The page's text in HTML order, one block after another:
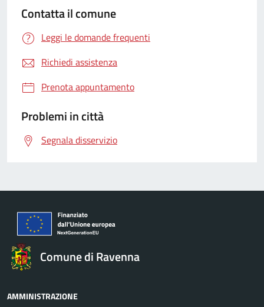
Contatta il comune
Leggi le domande frequenti
Richiedi assistenza
Prenota appuntamento
Problemi in città
Segnala disservizio
Comune di Ravenna
AMMINISTRAZIONE